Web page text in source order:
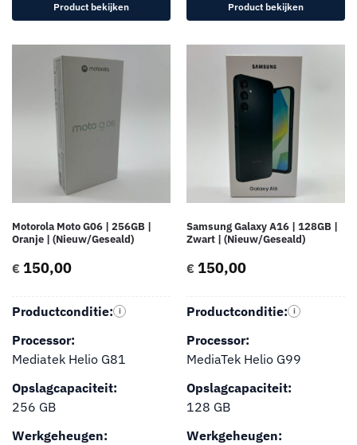
Product bekijken Product bekijken
Motorola Moto G06 | 256GB |
Oranje | (Nieuw/Geseald)
€ 150,00
Productconditie: i
Processor:
Mediatek Helio G81
Opslagcapaciteit:
256 GB
Werkgeheugen:
Samsung Galaxy A16 | 128GB |
Zwart | (Nieuw/Geseald)
€ 150,00
Productconditie: i
Processor:
MediaTek Helio G99
Opslagcapaciteit:
128 GB
Werkgeheugen: